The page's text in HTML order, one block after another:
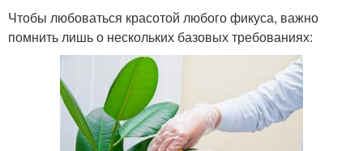
Чтобы любоваться красотой любого фикуса, важно
помнить лишь о нескольких базовых требованиях: